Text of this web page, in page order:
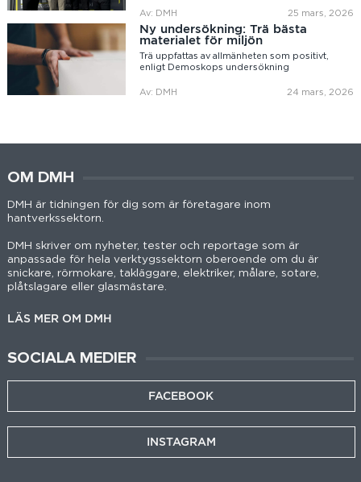
Av: DMH 25 mars, 2026
Ny undersökning: Trä bästa
materialet för miljön
Trä uppfattas av allmänheten som positivt,
enligt Demoskops undersökning
Av: DMH 24 mars, 2026
OM DMH
DMH är tidningen för dig som är företagare inom
hantverkssektorn.
DMH skriver om nyheter, tester och reportage som är
anpassade för hela verktygssektorn oberoende om du är
snickare, rörmokare, takläggare, elektriker, målare, sotare,
plåtslagare eller glasmästare.
LÄS MER OM DMH
SOCIALA MEDIER
FACEBOOK
INSTAGRAM